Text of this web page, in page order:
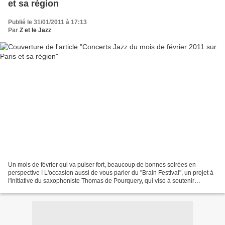
et sa région
Publié le 31/01/2011 à 17:13
Par Z et le Jazz
Un mois de février qui va pulser fort, beaucoup de bonnes soirées en
perspective ! L'occasion aussi de vous parler du "Brain Festival", un projet à
l'initiative du saxophoniste Thomas de Pourquery, qui vise à soutenir